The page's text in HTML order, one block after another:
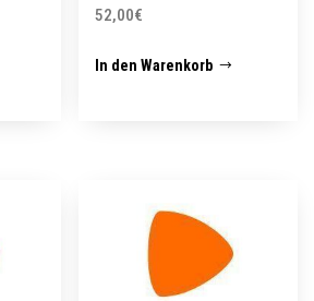
52,00€
In den Warenkorb